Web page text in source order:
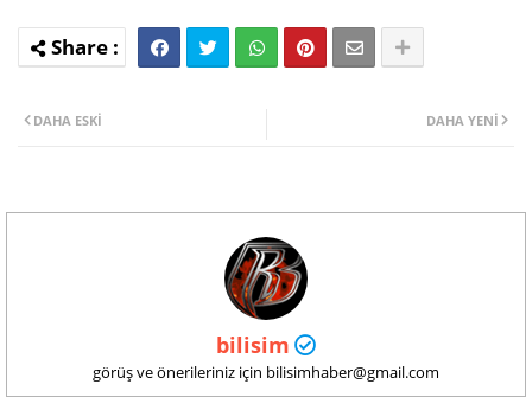
DAHA YENI
DAHA ESKI
bilisim
görüş ve önerileriniz için bilisimhaber@gmail.com